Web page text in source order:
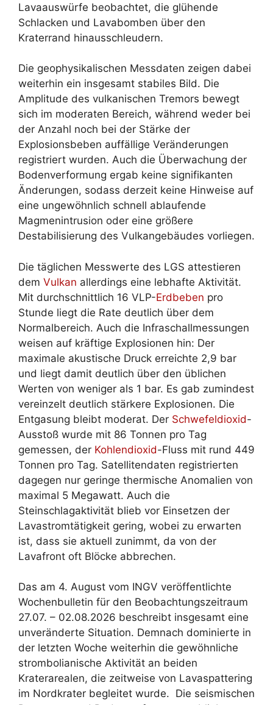
Lavaauswürfe beobachtet, die glühende
Schlacken und Lavabomben über den
Kraterrand hinausschleudern.
Die geophysikalischen Messdaten zeigen dabei
weiterhin ein insgesamt stabiles Bild. Die
Amplitude des vulkanischen Tremors bewegt
sich im moderaten Bereich, während weder bei
der Anzahl noch bei der Stärke der
Explosionsbeben auffällige Veränderungen
registriert wurden. Auch die Überwachung der
Bodenverformung ergab keine signifikanten
Änderungen, sodass derzeit keine Hinweise auf
eine ungewöhnlich schnell ablaufende
Magmenintrusion oder eine größere
Destabilisierung des Vulkangebäudes vorliegen.
Die täglichen Messwerte des LGS attestieren
dem Vulkan allerdings eine lebhafte Aktivität.
Mit durchschnittlich 16 VLP-Erdbeben pro
Stunde liegt die Rate deutlich über dem
Normalbereich. Auch die Infraschallmessungen
weisen auf kräftige Explosionen hin: Der
maximale akustische Druck erreichte 2,9 bar
und liegt damit deutlich über den üblichen
Werten von weniger als 1 bar. Es gab zumindest
vereinzelt deutlich stärkere Explosionen. Die
Entgasung bleibt moderat. Der Schwefeldioxid-
Ausstoß wurde mit 86 Tonnen pro Tag
gemessen, der Kohlendioxid-Fluss mit rund 449
Tonnen pro Tag. Satellitendaten registrierten
dagegen nur geringe thermische Anomalien von
maximal 5 Megawatt. Auch die
Steinschlagaktivität blieb vor Einsetzen der
Lavastromtätigkeit gering, wobei zu erwarten
ist, dass sie aktuell zunimmt, da von der
Lavafront oft Blöcke abbrechen.
Das am 4. August vom INGV veröffentlichte
Wochenbulletin für den Beobachtungszeitraum
27.07. – 02.08.2026 beschreibt insgesamt eine
unveränderte Situation. Demnach dominierte in
der letzten Woche weiterhin die gewöhnliche
strombolianische Aktivität an beiden
Kraterarealen, die zeitweise von Lavaspattering
im Nordkrater begleitet wurde. Die seismischen